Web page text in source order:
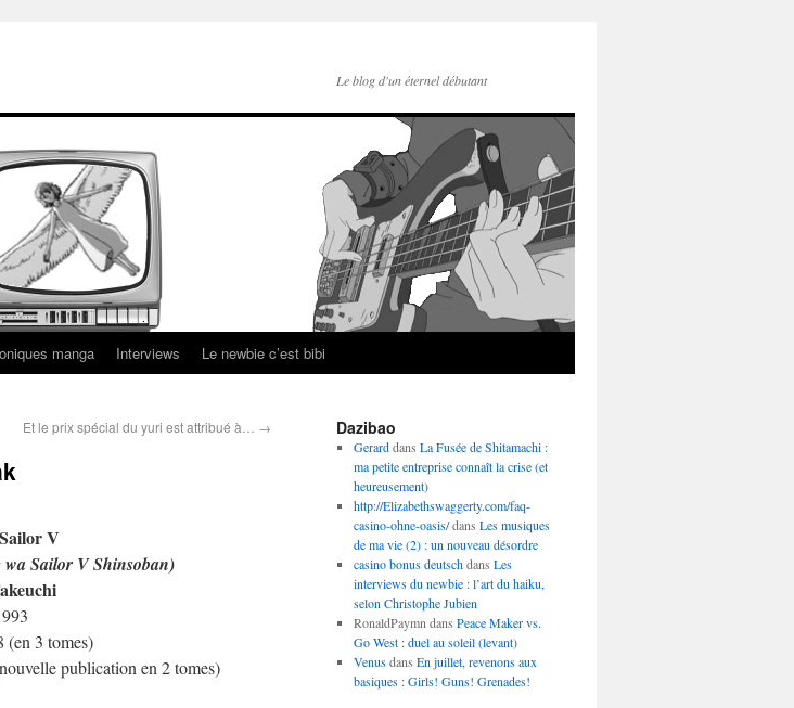
Le blog d'un éternel débutant
manga Interviews Le newbie c’est bibi
Et le prix spécial du yuri est attribué à… →
V
wa Sailor V Shinsoban)
(en 3 tomes)
publication en 2 tomes)
Dazibao
Gerarddans La Fusée de Shitamachi :
ma petite entreprise connaît la crise (et
heureusement)
http://Elizabethswaggerty.com/faq-
casino-ohne-oasis/dans Les musiques
de ma vie (2) : un nouveau désordre
casino bonus deutschdans Les
interviews du newbie : l’art du haiku,
selon Christophe Jubien
RonaldPaymn dans Peace Maker vs.
Go West : duel au soleil (levant)
Venusdans En juillet, revenons aux
basiques : Girls! Guns! Grenades!